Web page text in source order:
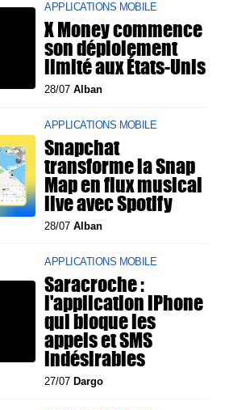
APPLICATIONS MOBILE
X Money commence
son déploiement
limité aux États-Unis
28/07Alban
APPLICATIONS MOBILE
Snapchat
transforme la Snap
Map en flux musical
live avec Spotify
28/07Alban
APPLICATIONS MOBILE
Saracroche :
l'application iPhone
qui bloque les
appels et SMS
indésirables
27/07 Dargo